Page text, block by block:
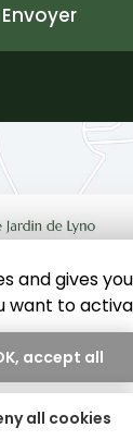
Envoyer
En savoir +
and gives
want to
accept all
all cookies